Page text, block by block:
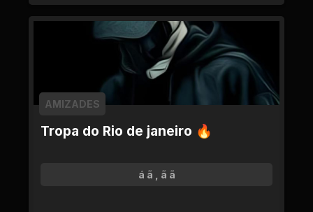
Tropa do Rio de janeiro 🔥
AMIZADES
á ã , ã ã